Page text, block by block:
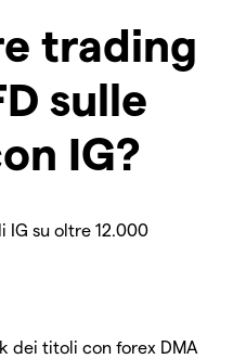
trading
sulle
IG?
IG su oltre 12.000
dei titoli con forex DMA